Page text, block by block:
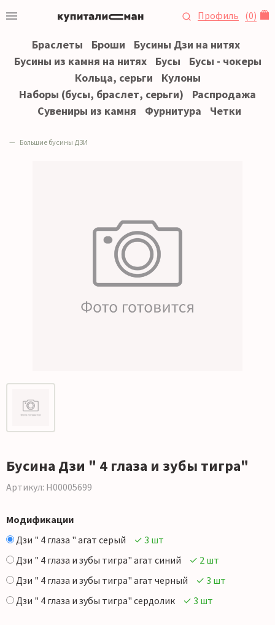
Профиль (0)
Браслеты Броши
Бусины Дзи на нитях
Бусины из камня на нитях
Бусы
Бусы - чокеры
Кольца, серьги
Кулоны
Наборы (бусы, браслет, серьги)
Распродажа
Сувениры из камня
Фурнитура Четки
Большие бусины ДЗИ
Бусина Дзи " 4 глаза и зубы тигра"
Артикул: Н00005699
Модификации
Дзи " 4 глаза " агат серый
✓ 3 шт
Дзи " 4 глаза и зубы тигра" агат синий
✓ 2 шт
Дзи " 4 глаза и зубы тигра" агат черный
✓ 3 шт
Дзи " 4 глаза и зубы тигра" сердолик
✓ 3 шт